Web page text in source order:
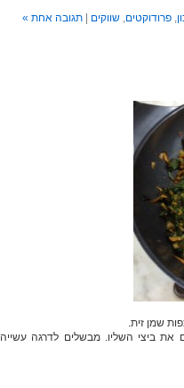
, פרודוקטים, שווקים תגובה אחת »
את ביצי השליו. מבשלים לדרגה עשייה